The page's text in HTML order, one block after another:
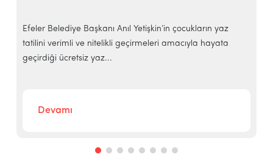
Efeler Belediye Başkanı Anıl Yetişkin’in çocukların yaz
tatilini verimli ve nitelikli geçirmeleri amacıyla hayata
geçirdiği ücretsiz yaz...
Devamı